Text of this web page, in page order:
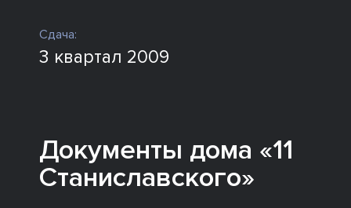
Сдача:
3 квартал 2009
Документы дома «11
Станиславского»